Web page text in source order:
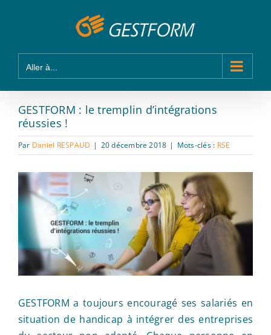
Aller à...
GESTFORM : le tremplin d’intégrations
réussies !
Par Daniel RESPAUD | 20 décembre 2018 | Mots-clés : RSE
GESTFORM a toujours encouragé ses salariés en
situation de handicap à intégrer des entreprises